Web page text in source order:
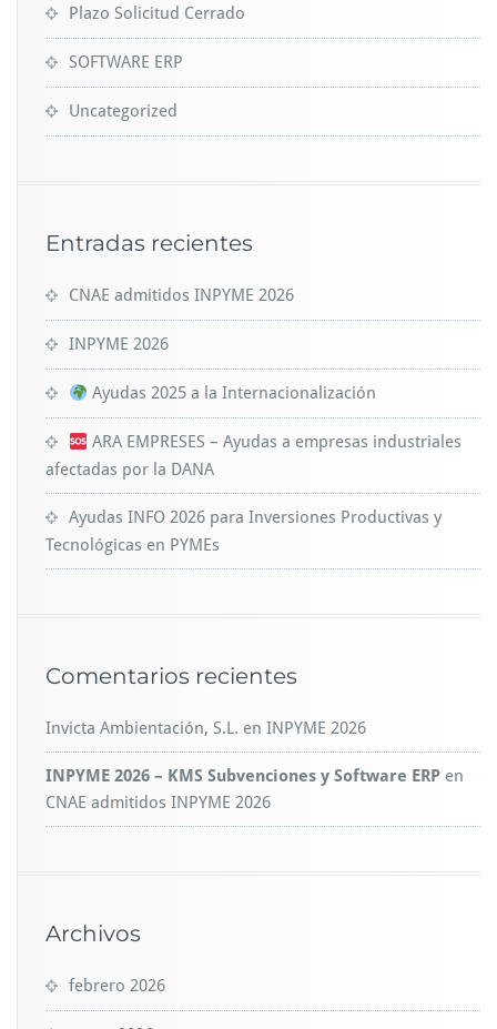
Plazo Solicitud Cerrado
SOFTWARE ERP
Uncategorized
Entradas recientes
CNAE admitidos INPYME 2026
INPYME 2026
Ayudas 2025 a la Internacionalización
ARA EMPRESES – Ayudas a empresas industriales
afectadas por la DANA
Ayudas INFO 2026 para Inversiones Productivas y
Tecnológicas en PYMEs
Comentarios recientes
Invicta Ambientación, S.L. en INPYME 2026
INPYME 2026 – KMS Subvenciones y Software ERP en
CNAE admitidos INPYME 2026
Archivos
febrero 2026